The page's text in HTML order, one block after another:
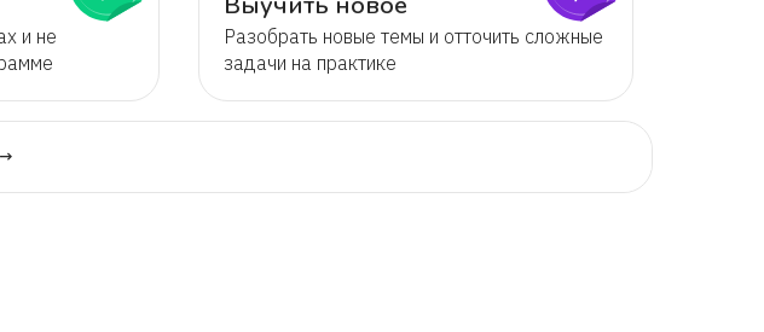
и не
Разобрать новые темы и отточить сложные
задачи на практике